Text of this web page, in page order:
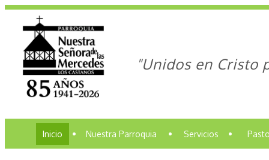
"Unidos en Cristo
Inicio • Nuestra Parroquia • Servicios •